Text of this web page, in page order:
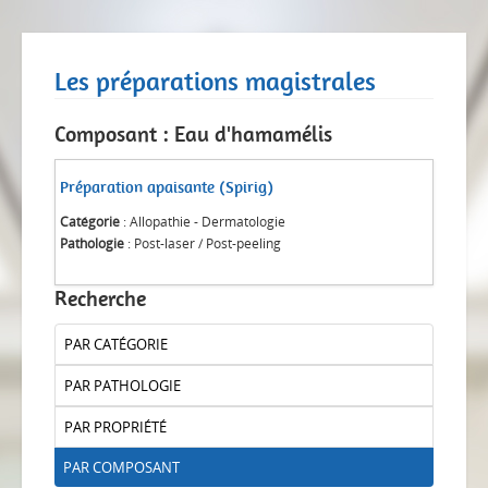
Les préparations magistrales
Composant : Eau d'hamamélis
Préparation apaisante (Spirig)
Catégorie : Allopathie - Dermatologie
Pathologie : Post-laser / Post-peeling
Recherche
PAR CATÉGORIE
PAR PATHOLOGIE
PAR PROPRIÉTÉ
PAR COMPOSANT